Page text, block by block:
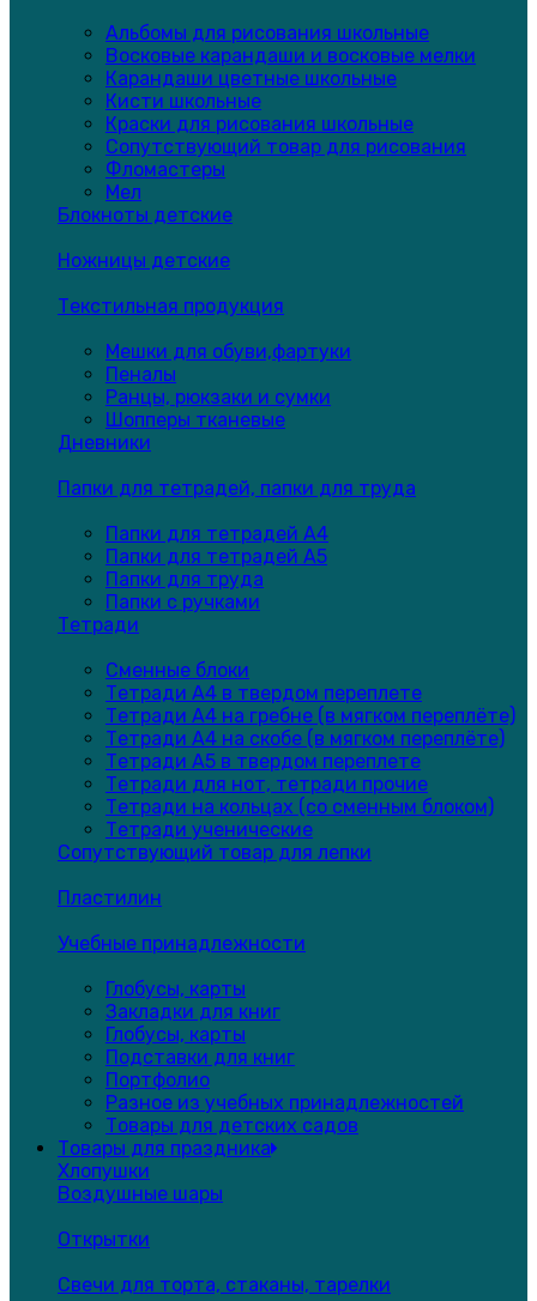
Альбомы для рисования школьные
Восковые карандаши и восковые мелки
Карандаши цветные школьные
Кисти школьные
Краски для рисования школьные
Сопутствующий товар для рисования
Фломастеры
Мел
Блокноты детские
Ножницы детские
Текстильная продукция
Мешки для обуви,фартуки
Пеналы
Ранцы, рюкзаки и сумки
Шопперы тканевые
Дневники
Папки для тетрадей, папки для труда
Папки для тетрадей А4
Папки для тетрадей А5
Папки для труда
Папки с ручками
Тетради
Сменные блоки
Тетради А4 в твердом переплете
Тетради А4 на гребне (в мягком переплёте)
Тетради А4 на скобе (в мягком переплёте)
Тетради А5 в твердом переплете
Тетради для нот, тетради прочие
Тетради на кольцах (со сменным блоком)
Тетради ученические
Сопутствующий товар для лепки
Пластилин
Учебные принадлежности
Глобусы, карты
Закладки для книг
Глобусы, карты
Подставки для книг
Портфолио
Разное из учебных принадлежностей
Товары для детских садов
Товары для праздника
Хлопушки
Воздушные шары
Открытки
Свечи для торта, стаканы, тарелки